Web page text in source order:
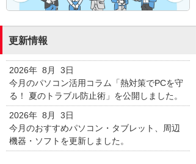
更新情報
2026年 8月 3日
今月のパソコン活用コラム「熱対策でPCを守
る！ 夏のトラブル防止術」を公開しました。
2026年 8月 3日
今月のおすすめパソコン・タブレット、周辺
機器・ソフトを更新しました。